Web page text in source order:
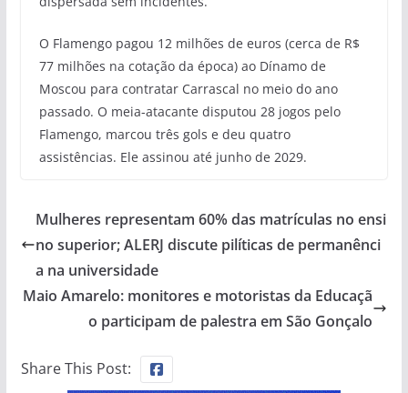
O Flamengo pagou 12 milhões de euros (cerca de R$
77 milhões na cotação da época) ao Dínamo de
Moscou para contratar Carrascal no meio do ano
passado. O meia-atacante disputou 28 jogos pelo
Flamengo, marcou três gols e deu quatro
assistências. Ele assinou até junho de 2029.
Mulheres representam 60% das matrículas no ensi
no superior; ALERJ discute pilíticas de permanênci
a na universidade
Maio Amarelo: monitores e motoristas da Educaçã
o participam de palestra em São Gonçalo
Share This Post: